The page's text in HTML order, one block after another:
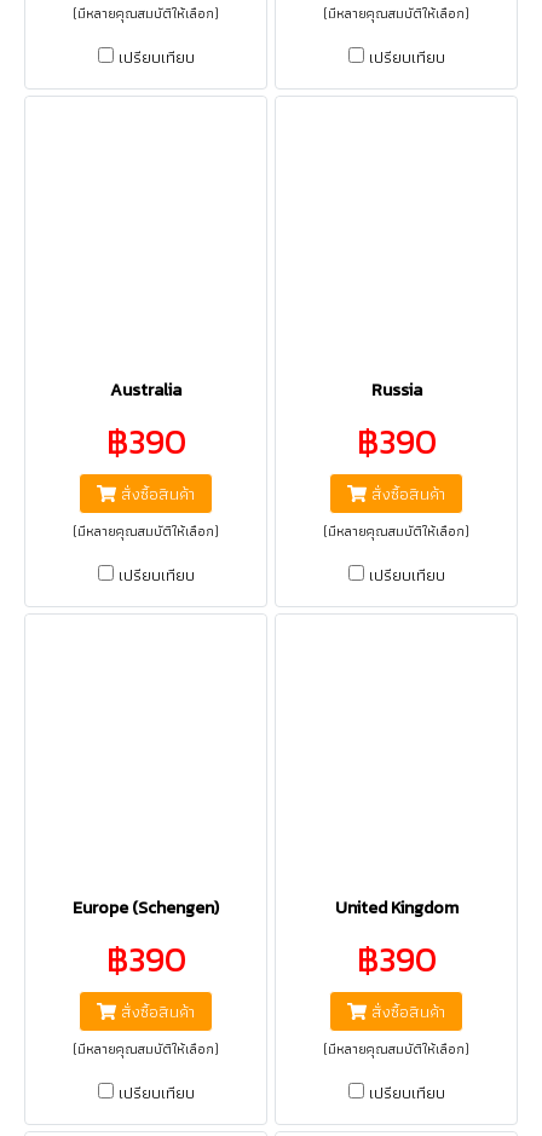
(มีหลายคุณสมบัติให้เลือก)
เปรียบเทียบ
(มีหลายคุณสมบัติให้เลือก)
เปรียบเทียบ
Australia
฿390
สั่งซื้อสินค้า
(มีหลายคุณสมบัติให้เลือก)
เปรียบเทียบ
Russia
฿390
สั่งซื้อสินค้า
(มีหลายคุณสมบัติให้เลือก)
เปรียบเทียบ
Europe (Schengen)
฿390
สั่งซื้อสินค้า
(มีหลายคุณสมบัติให้เลือก)
เปรียบเทียบ
United Kingdom
฿390
สั่งซื้อสินค้า
(มีหลายคุณสมบัติให้เลือก)
เปรียบเทียบ